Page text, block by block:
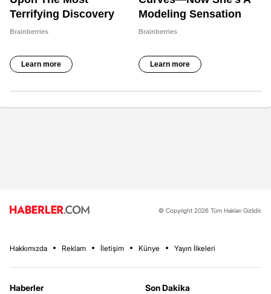
© Copyright 2026 Tüm Hakları Gizlidir.
Hakkımızda Reklam İletişim Künye Yayın İlkeleri
Haberler
Son Dakika